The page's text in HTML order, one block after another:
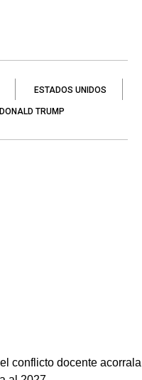
ESTADOS UNIDOS
DONALD TRUMP